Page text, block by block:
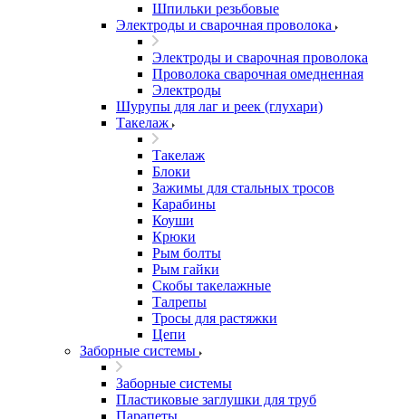
Шпильки резьбовые
Электроды и сварочная проволока
Электроды и сварочная проволока
Проволока сварочная омедненная
Электроды
Шурупы для лаг и реек (глухари)
Такелаж
Такелаж
Блоки
Зажимы для стальных тросов
Карабины
Коуши
Крюки
Рым болты
Рым гайки
Скобы такелажные
Талрепы
Тросы для растяжки
Цепи
Заборные системы
Заборные системы
Пластиковые заглушки для труб
Парапеты